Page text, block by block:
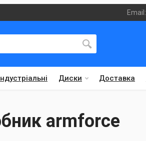
Email:
Диски Доставка
armforce